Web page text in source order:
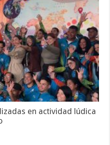
en actividad lúdica